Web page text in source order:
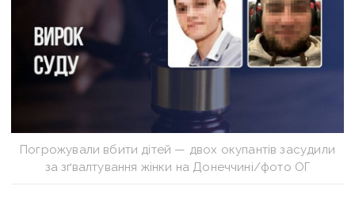
Погрожували вбити дітей — двох окупантів засудили
за зґвалтування жінки на Донеччині/фото ОГ